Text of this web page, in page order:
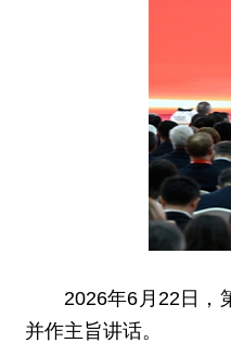
2026年6月22日，
并作主旨讲话。